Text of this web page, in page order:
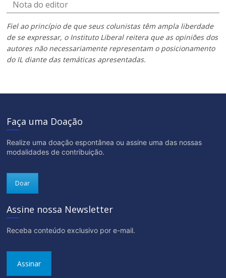
Nota do editor
Fiel ao princípio de que seus colunistas têm ampla liberdade
de se expressar, o Instituto Liberal reitera que as opiniões dos
autores não necessariamente representam o posicionamento
do IL diante das temáticas apresentadas.
Faça uma Doação
Realize uma doação espontânea ou assine uma das nossas
modalidades de contribuição.
Doar
Assine nossa Newsletter
Receba conteúdo exclusivo por e-mail.
Assinar